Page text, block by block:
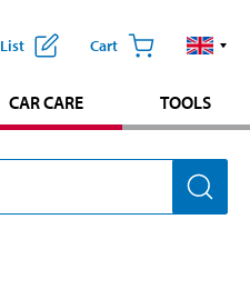
Cart
CAR CARE TOOLS